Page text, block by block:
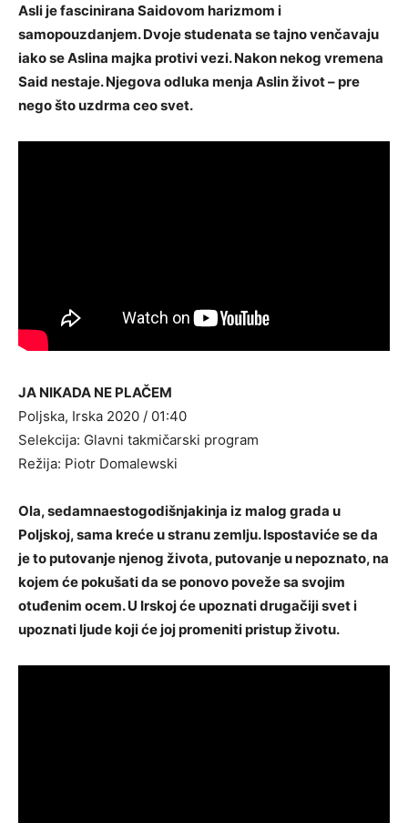
Asli je fascinirana Saidovom harizmom i
samopouzdanjem. Dvoje studenata se tajno venčavaju
iako se Aslina majka protivi vezi. Nakon nekog vremena
Said nestaje. Njegova odluka menja Aslin život – pre
nego što uzdrma ceo svet.
JA NIKADA NE PLAČEM
Poljska, Irska 2020 / 01:40
Selekcija: Glavni takmičarski program
Režija: Piotr Domalewski
Ola, sedamnaestogodišnjakinja iz malog grada u
Poljskoj, sama kreće u stranu zemlju. Ispostaviće se da
je to putovanje njenog života, putovanje u nepoznato, na
kojem će pokušati da se ponovo poveže sa svojim
otuđenim ocem. U Irskoj će upoznati drugačiji svet i
upoznati ljude koji će joj promeniti pristup životu.